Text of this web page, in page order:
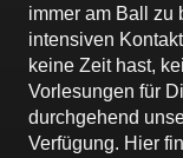
immer am Ball zu
intensiven
keine Zeit hast,
Vorlesungen für
durchgehend
Verfügung. Hier